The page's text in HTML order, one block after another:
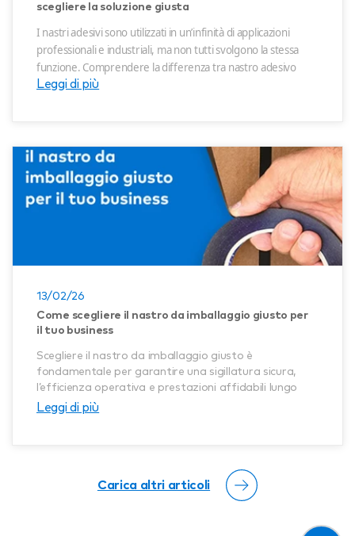
scegliere la soluzione giusta
I nastri adesivi sono utilizzati in un’infinità di applicazioni
professionali e industriali, ma non tutti svolgono la stessa
funzione. Comprendere la differenza tra nastro adesivo
classico e biadesivo
Leggi di più
13/02/26
Come scegliere il nastro da imballaggio giusto per
il tuo business
Scegliere il nastro da imballaggio giusto è
fondamentale per garantire una sigillatura sicura,
l’efficienza operativa e prestazioni affidabili lungo
tutta la supply chain. Comprendere come le diverse
Leggi di più
Carica altri articoli